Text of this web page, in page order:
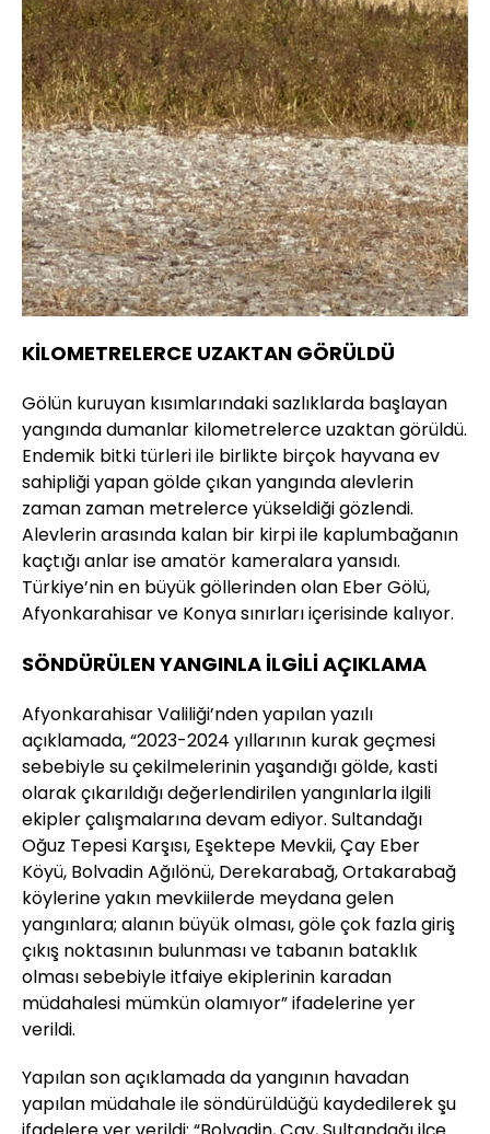
KİLOMETRELERCE UZAKTAN GÖRÜLDÜ
Gölün kuruyan kısımlarındaki sazlıklarda başlayan
yangında dumanlar kilometrelerce uzaktan görüldü.
Endemik bitki türleri ile birlikte birçok hayvana ev
sahipliği yapan gölde çıkan yangında alevlerin
zaman zaman metrelerce yükseldiği gözlendi.
Alevlerin arasında kalan bir kirpi ile kaplumbağanın
kaçtığı anlar ise amatör kameralara yansıdı.
Türkiye’nin en büyük göllerinden olan Eber Gölü,
Afyonkarahisar ve Konya sınırları içerisinde kalıyor.
SÖNDÜRÜLEN YANGINLA İLGİLİ AÇIKLAMA
Afyonkarahisar Valiliği’nden yapılan yazılı
açıklamada, “2023-2024 yıllarının kurak geçmesi
sebebiyle su çekilmelerinin yaşandığı gölde, kasti
olarak çıkarıldığı değerlendirilen yangınlarla ilgili
ekipler çalışmalarına devam ediyor. Sultandağı
Oğuz Tepesi Karşısı, Eşektepe Mevkii, Çay Eber
Köyü, Bolvadin Ağılönü, Derekarabağ, Ortakarabağ
köylerine yakın mevkiilerde meydana gelen
yangınlara; alanın büyük olması, göle çok fazla giriş
çıkış noktasının bulunması ve tabanın bataklık
olması sebebiyle itfaiye ekiplerinin karadan
müdahalesi mümkün olamıyor” ifadelerine yer
verildi.
Yapılan son açıklamada da yangının havadan
yapılan müdahale ile söndürüldüğü kaydedilerek şu